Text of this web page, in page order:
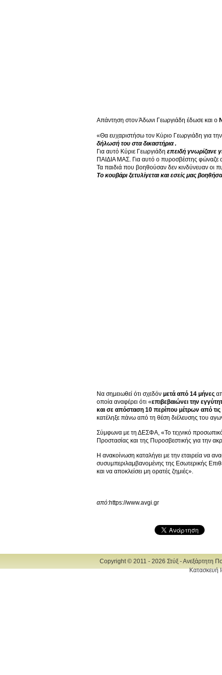
Απάντηση στον Άδωνι Γεωργιάδη έδωσε και ο
«Θα ευχαριστήσω τον Κύριο Γεωργιάδη για
δήλωσή του στα δικαστήρια .
Για αυτό Κύριε Γεωργιάδη επειδή γνωρίζανε
ΠΑΙΔΙΑ ΜΑΣ. Για αυτό ο πυροσβέστης φώναζε
Τα παιδιά που βοηθούσαν δεν κινδύνευαν οι
Το κουβάρι ξετυλίγεται και εσείς μας
Να σημειωθεί ότι σχεδόν μετά από 14 μήνες
οποία αναφέρει ότι «επιβεβαιώνει την
και σε απόσταση 10 περίπου μέτρων από τις
κατέληξε πάνω από τη θέση διέλευσης του
Σύμφωνα με τη ΔΕΣΦΑ, «Το τεχνικό προσωπικό
Προστασίας και της Πυροσβεστικής για την
Η ανακοίνωση καταλήγει με την εταιρεία να
συσυμπεριλαμβανομένης της Εσωτερικής
και να αποκλείσει μη ορατές ζημιές».
από:https://www.avgi.gr
Copyright © 2011 - 2026 Στύξ - Ανεξάρτητη
Κατασκευή